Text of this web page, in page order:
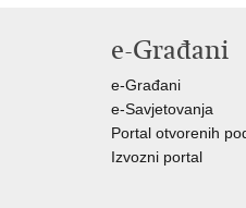
e-Građani
e-Građani
e-Savjetovanja
Portal otvorenih
Izvozni portal